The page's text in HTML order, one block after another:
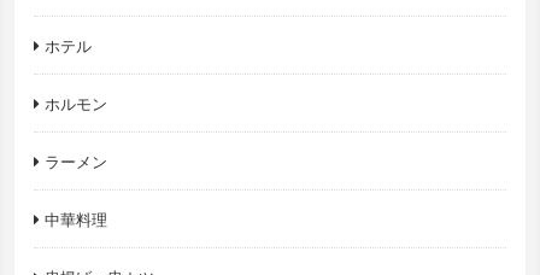
ホテル
ホルモン
ラーメン
中華料理